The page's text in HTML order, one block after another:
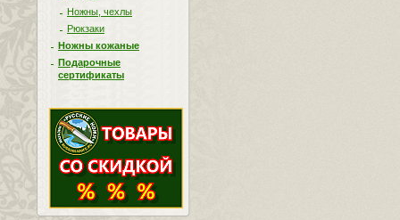
Ножны, чехлы
Рюкзаки
Ножны кожаные
Подарочные
сертификаты